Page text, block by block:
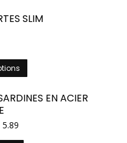
SLIM
produit
plusieursEN ACIER
5.89